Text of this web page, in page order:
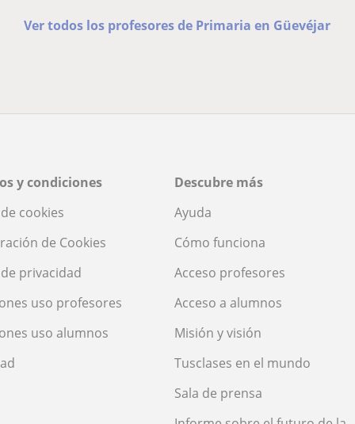
Ver todos los profesores de Primaria en Güevéjar
y condiciones
cookies
de Cookies
privacidad
uso profesores
uso alumnos
Descubre más
Ayuda
Cómo funciona
Acceso profesores
Acceso a alumnos
Misión y visión
Tusclases en el mundo
Sala de prensa